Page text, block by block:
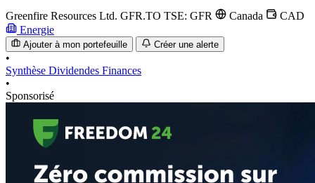
Greenfire Resources Ltd. GFR.TO TSE: GFR Canada
CAD
Energie
Ajouter à mon portefeuille Créer une alerte
•
Synthèse Dividendes Finances
•
Sponsorisé